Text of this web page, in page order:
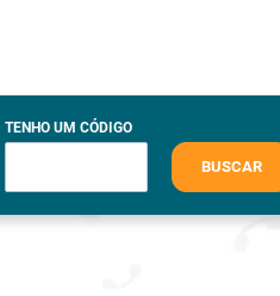
TENHO UM CÓDIGO
BUSCAR